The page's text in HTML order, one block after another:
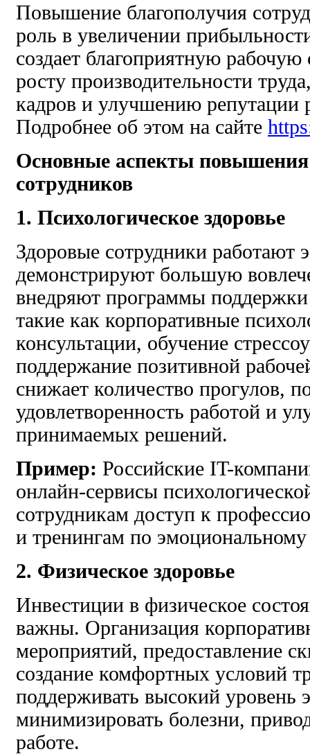
Повышение благополучия
роль в увеличении
создает благоприятную
росту производительности
кадров и улучшению репутации
Подробнее об этом на сайте
Основные аспекты повышения
сотрудников
1. Психологическое здоровье
Здоровые сотрудники работают
демонстрируют большую
внедряют программы поддержки
такие как корпоративные
консультации, обучение
поддержание позитивной
снижает количество прогулов,
удовлетворенность работой и
принимаемых решений.
Пример: Российские IT-
онлайн-сервисы
сотрудникам доступ к
и тренингам по эмоциональному
2. Физическое здоровье
Инвестиции в физическое
важны. Организация
мероприятий, предоставление
создание комфортных условий
поддерживать высокий уровень
минимизировать болезни,
работе.